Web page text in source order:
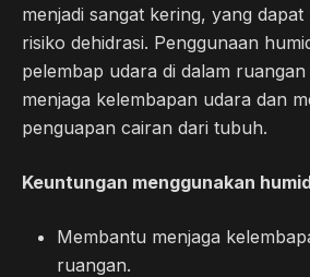
menjadi sangat kering, yang
risiko dehidrasi. Penggunaan
pelembap udara di dalam
menjaga kelembapan udara dan
penguapan cairan dari tubuh.
Keuntungan menggunakan
Membantu menjaga
ruangan.